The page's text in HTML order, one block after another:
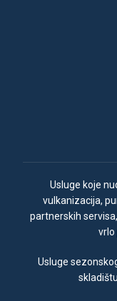
Usluge koje
vulkanizacija,
partnerskih
vrlo
Usluge